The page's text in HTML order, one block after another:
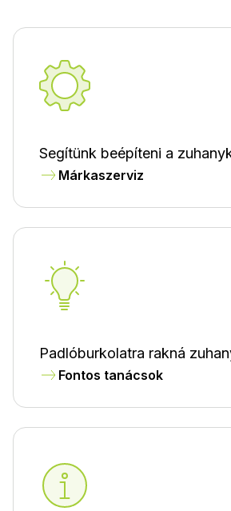
Segítünk beépíteni a
Márkaszerviz
Padlóburkolatra rakná
Fontos tanácsok